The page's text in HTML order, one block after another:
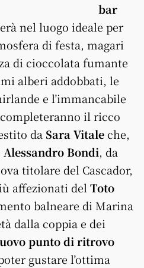
bar
nel luogo ideale per
di festa, magari
di cioccolata fumante
alberi addobbati, le
e l’immancabile
il ricco
da Sara Vitaleche,
Alessandro Bondi, da
titolare del Cascador,
affezionati del Toto
balneare di Marina
dalla coppia e dei
punto di ritrovo
gustare l’ottima